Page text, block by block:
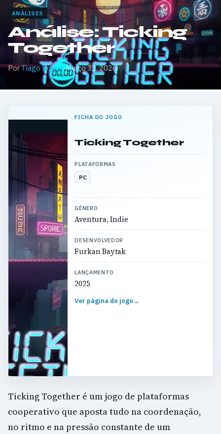
ANÁLISES
Análise: Ticking
Together
PorTiago Roque·Março 31, 2026
FICHA DO JOGO
Ticking Together
PLATAFORMAS
PC
GÉNERO
Aventura, Indie
DESENVOLVEDOR
Furkan Baytak
LANÇAMENTO
2025
Ver página do jogo→
Ticking Together é um jogo de plataformas
cooperativo que aposta tudo na coordenação,
no ritmo e na pressão constante de um